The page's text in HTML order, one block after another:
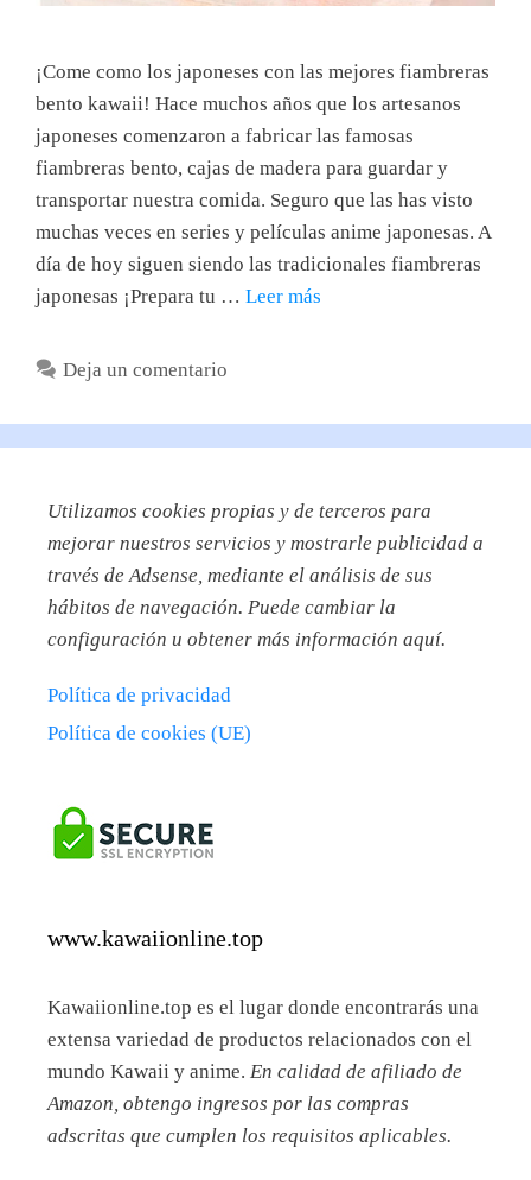
¡Come como los japoneses con las mejores fiambreras
bento kawaii! Hace muchos años que los artesanos
japoneses comenzaron a fabricar las famosas
fiambreras bento, cajas de madera para guardar y
transportar nuestra comida. Seguro que las has visto
muchas veces en series y películas anime japonesas. A
día de hoy siguen siendo las tradicionales fiambreras
japonesas ¡Prepara tu … Leer más
Deja un comentario
Utilizamos cookies propias y de terceros para
mejorar nuestros servicios y mostrarle publicidad a
través de Adsense, mediante el análisis de sus
hábitos de navegación. Puede cambiar la
configuración u obtener más información aquí.
Política de privacidad
Política de cookies (UE)
www.kawaiionline.top
Kawaiionline.top es el lugar donde encontrarás una
extensa variedad de productos relacionados con el
mundo Kawaii y anime. En calidad de afiliado de
Amazon, obtengo ingresos por las compras
adscritas que cumplen los requisitos aplicables.